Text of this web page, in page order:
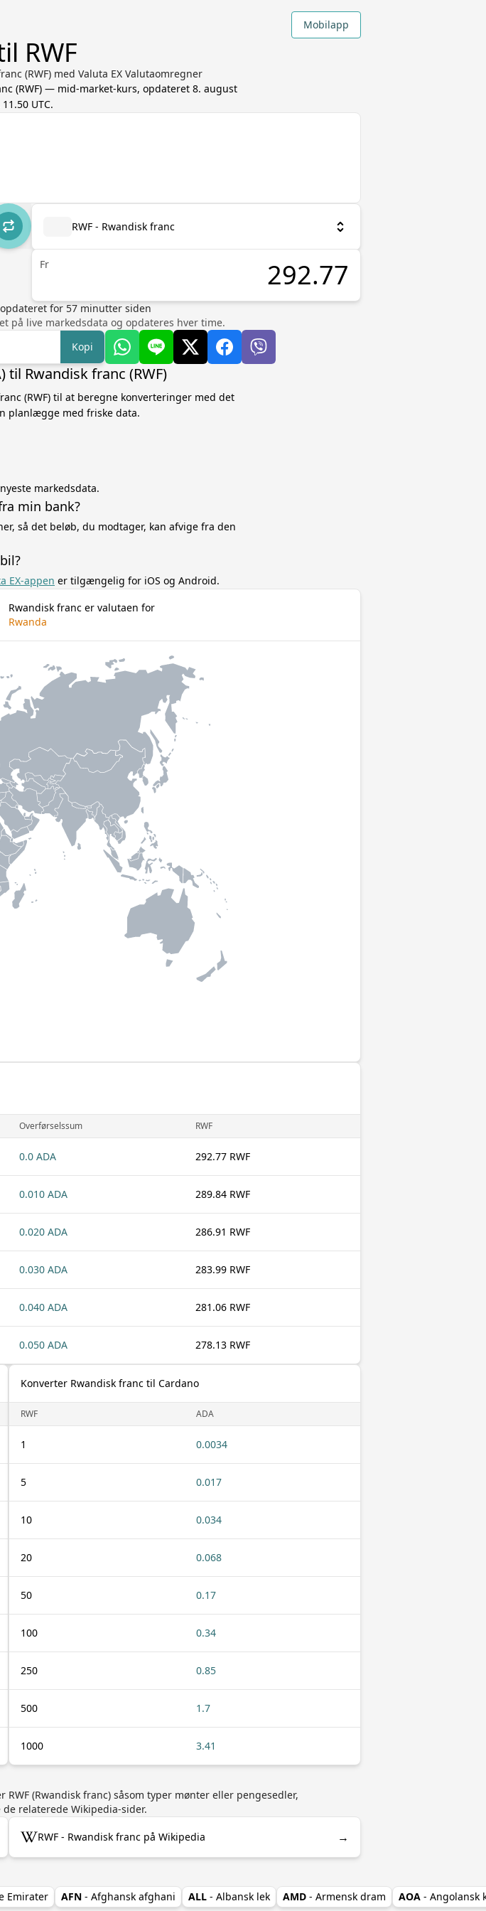
Mobilapp
RWF
(RWF) med Valuta EX Valutaomregner
(RWF) — mid-market-kurs, opdateret 8. august
UTC.
RWF - Rwandisk franc
Fr
opdateret for 57 minutter siden
på live markedsdata og opdateres hver time.
Kopi
Rwandisk franc (RWF)
(RWF) til at beregne konverteringer med det
planlægge med friske data.
markedsdata.
min bank?
så det beløb, du modtager, kan afvige fra den
EX-appen er tilgængelig for iOS og Android.
Rwandisk franc er valutaen for
Rwanda
Overførselssum RWF
0.0 ADA 292.77 RWF
0.010 ADA 289.84 RWF
0.020 ADA 286.91 RWF
0.030 ADA 283.99 RWF
0.040 ADA 281.06 RWF
0.050 ADA 278.13 RWF
Konverter Rwandisk franc til Cardano
RWF ADA
1 0.0034
5 0.017
10 0.034
20 0.068
50 0.17
100 0.34
250 0.85
500 1.7
1000 3.41
(Rwandisk franc) såsom typer mønter eller pengesedler,
relaterede Wikipedia-sider.
RWF - Rwandisk franc på Wikipedia →
Emirater AFN - Afghansk afghani ALL - Albansk lek AMD - Armensk dram AOA - Angolansk